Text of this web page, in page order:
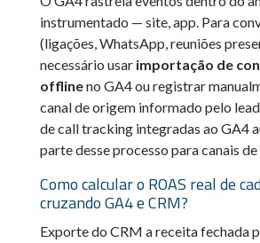
instrumentado — site, app. Para
(ligações, WhatsApp, reuniões
necessário usar importação de
offlineno GA4 ou registrar
canal de origem informado pelo
de call tracking integradas ao GA4
parte desse processo para canais
Como calcular o ROAS real de
cruzando GA4 e CRM?
Exporte do CRM a receita fechada